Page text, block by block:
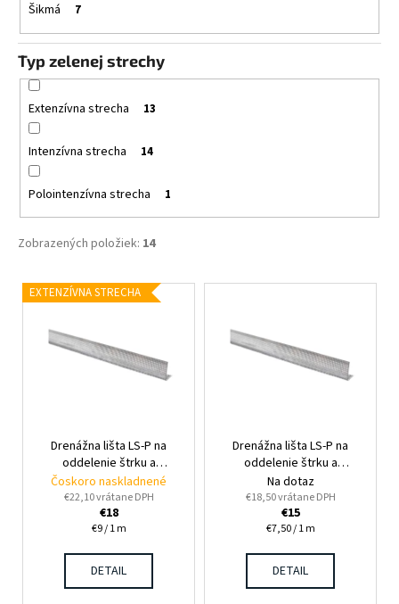
Šikmá 7
Typ zelenej strechy
Extenzívna strecha 13
Intenzívna strecha 14
Polointenzívna strecha 1
Zobrazených položiek: 14
VEXTENZÍVNA STRECHA
Drenážna lišta LS-P na
oddelenie štrku a
substrátu 200 x 10 cm
Čoskoro naskladnené
€22,10 vrátane DPH
€18
Jednotková
€9 / 1 m
DETAIL
Drenážna lišta LS-P na
oddelenie štrku a
substrátu 200 x 8 cm
Na dotaz
€18,50 vrátane DPH
€15
Jednotková
€7,50 / 1 m
DETAIL